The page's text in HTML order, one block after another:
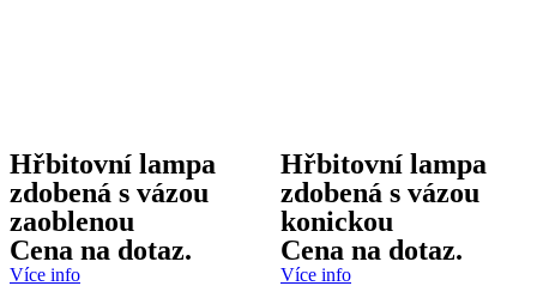
Hřbitovní lampa
zdobená s vázou
zaoblenou
Cena na dotaz.
Více info
Hřbitovní lampa
zdobená s vázou
konickou
Cena na dotaz.
Více info